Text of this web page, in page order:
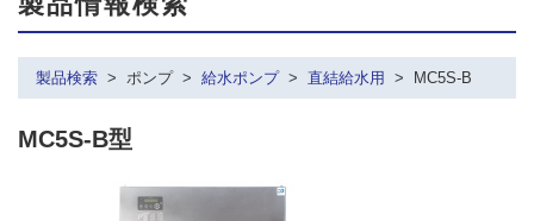
製品検索 ポンプ 給水ポンプ 直結給水用 MC5S-B
MC5S-B型